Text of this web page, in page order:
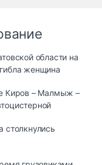
области на
женщина
Киров – Малмыж –
столкнулись